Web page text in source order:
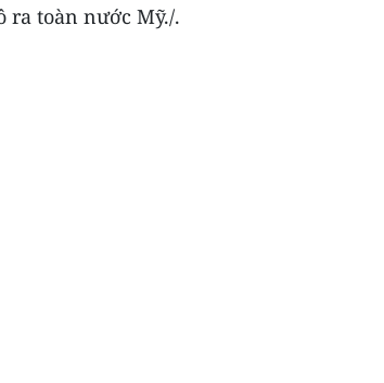
ra toàn nước Mỹ./.